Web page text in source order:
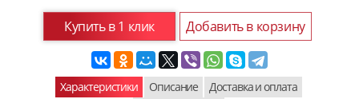
Купить в 1 клик Добавить в корзину
Характеристики Описание
Доставка и оплата